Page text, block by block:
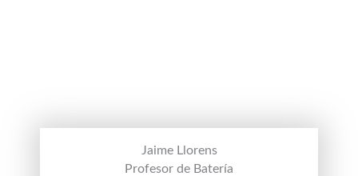
Jaime Llorens
Profesor de Batería